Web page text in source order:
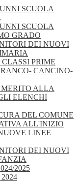
SCUOLA
SCUOLA
GRADO
DEI NUOVI
PRIME
CANCINO-
ALLA
ELENCHI
DEL COMUNE
ALL'INIZIO
LINEE
DEI NUOVI
2025